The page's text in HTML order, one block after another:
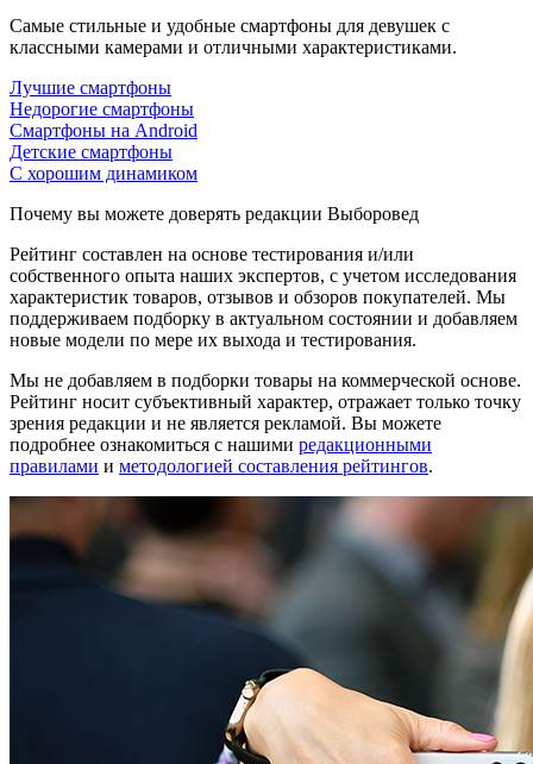
Самые стильные и удобные смартфоны для девушек с
классными камерами и отличными характеристиками.
Лучшие смартфоны
Недорогие смартфоны
Смартфоны на Android
Детские смартфоны
С хорошим динамиком
Почему вы можете доверять редакции Выборовед
Рейтинг составлен на основе тестирования и/или
собственного опыта наших экспертов, с учетом исследования
характеристик товаров, отзывов и обзоров покупателей. Мы
поддерживаем подборку в актуальном состоянии и добавляем
новые модели по мере их выхода и тестирования.
Мы не добавляем в подборки товары на коммерческой основе.
Рейтинг носит субъективный характер, отражает только точку
зрения редакции и не является рекламой. Вы можете
подробнее ознакомиться с нашими редакционными
правилами и методологией составления рейтингов.